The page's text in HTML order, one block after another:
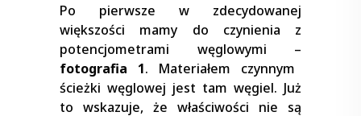
Po pierwsze w zdecydowanej
większości mamy do czynienia z
potencjometrami węglowymi –
fotografia 1. Materiałem czynnym
ścieżki węglowej jest tam węgiel. Już
to wskazuje, że właściwości nie są